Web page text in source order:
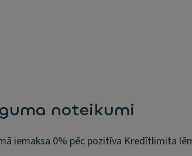
noteikumi
iemaksa 0% pēc pozitīva Kredītlimita